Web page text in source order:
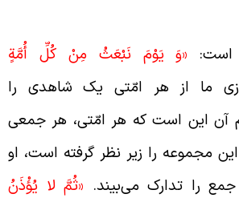
است: «وَ يَوْمَ نَبْعَثُ مِنْ كُلِّ أُمَّةٍ
ما از هر امّتی یک شاهدی را
آن این است که هر امّتی، هر جمعی
مجموعه را زیر نظر گرفته است، او
را تدارک می‌بیند.«ثُمَّ لا يُؤْذَنُ